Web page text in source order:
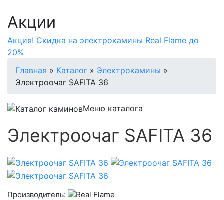
Акции
Акция! Скидка на электрокамины Real Flame до
20%
Главная » Каталог » Электрокамины »
Электроочаг SAFITA 36
Меню каталога
Электроочаг SAFITA 36
Производитель: